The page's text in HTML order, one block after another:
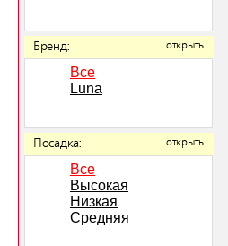
Бренд: открыть
Все
Luna
Посадка: открыть
Все
Высокая
Низкая
Средняя